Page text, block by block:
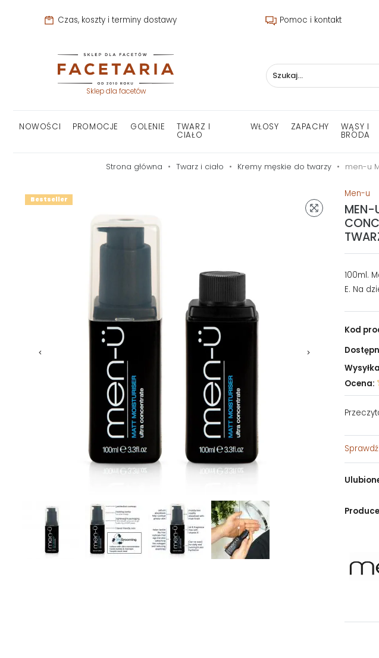
Czas, koszty i terminy dostawy Pomoc i kontakt
Sklep dla facetów
NOWOŚCI PROMOCJE GOLENIE TWARZ I
CIAŁO
WŁOSY ZAPACHY WĄSY I
BRODA
Strona główna Twarz i ciało Kremy męskie do twarzy men-u
Bestseller
Men-u
MEN-
100ml.
E. Na
Kod
Ocena:
Sprawdź